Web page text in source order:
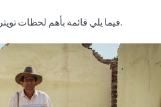
فيما يلي قائمة بأهم لحظات تويتر منذ عام 2010 وحتى الآن.